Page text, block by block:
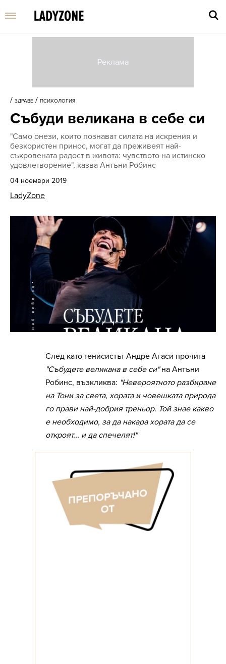
/ ЗДРАВЕ / ПСИХОЛОГИЯ
Събуди великана в себе си
"Само онези, които познават силата на искрения и
безкористен принос, могат да преживеят най-
съкровената радост в живота: чувството на истинско
удовлетворение", казва Антъни Робинс
04 ноември 2019
LadyZone
След като тенисистът Андре Агаси прочита
"Събудете великана в себе си"на Антъни
Робинс, възкликва: "Невероятното разбиране
на Тони за света, хората и човешката природа
го прави най-добрия треньор. Той знае какво
е необходимо, за да накара хората да се
откроят... и да спечелят!"